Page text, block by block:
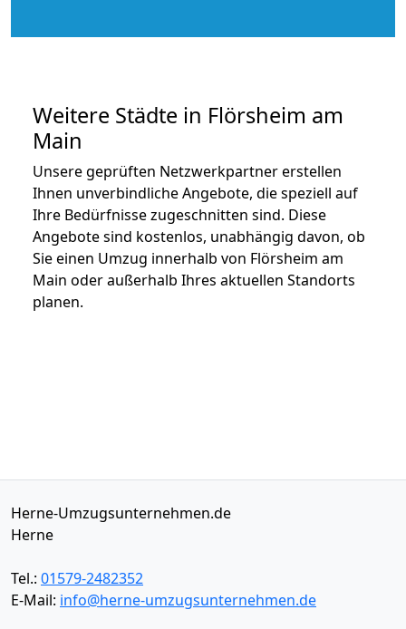
Weitere Städte in Flörsheim am
Main
Unsere geprüften Netzwerkpartner erstellen
Ihnen unverbindliche Angebote, die speziell auf
Ihre Bedürfnisse zugeschnitten sind. Diese
Angebote sind kostenlos, unabhängig davon, ob
Sie einen Umzug innerhalb von Flörsheim am
Main oder außerhalb Ihres aktuellen Standorts
planen.
Herne-Umzugsunternehmen.de
Herne
Tel.: 01579-2482352
E-Mail: info@herne-umzugsunternehmen.de